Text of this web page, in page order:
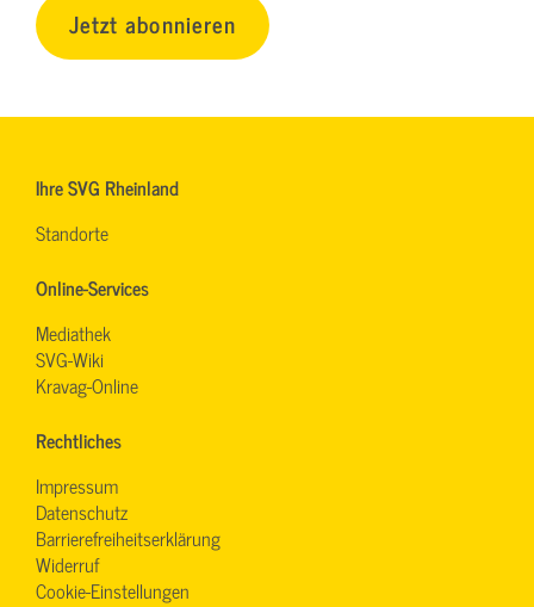
Jetzt abonnieren
Ihre SVG Rheinland
Standorte
Online-Services
Mediathek
SVG-Wiki
Kravag-Online
Rechtliches
Impressum
Datenschutz
Barrierefreiheitserklärung
Widerruf
Cookie-Einstellungen